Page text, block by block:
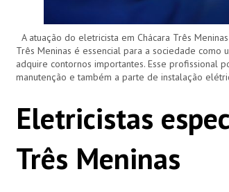
A atuação do eletricista em Chácara Três
Três Meninas é essencial para a sociedade como
adquire contornos importantes. Esse profissional
manutenção e também a parte de instalação
Eletricistas
Três Meninas